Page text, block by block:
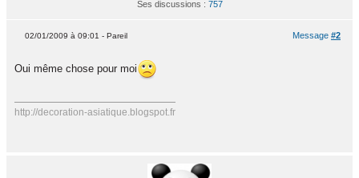
Ses discussions : 757
Message #2
02/01/2009 à 09:01 - Pareil
Oui même chose pour moi
http://decoration-asiatique.blogspot.fr